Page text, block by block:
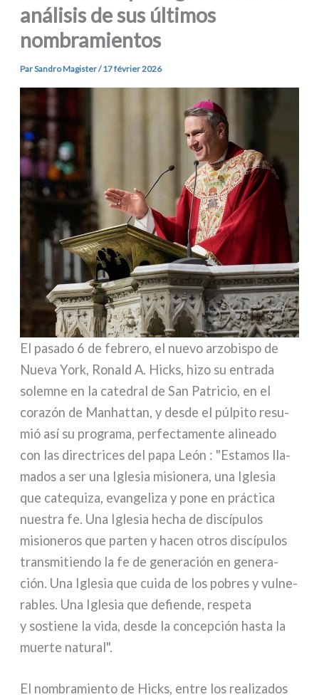
análisis de sus últimos
nombramientos
ParSandro Magister/17 février 2026
El pasa­do 6 de febre­ro, el nue­vo arzo­bi­spo de
Nueva York, Ronald A. Hicks, hizo su entra­da
solem­ne en la cate­dral de San Patricio, en el
cora­zón de Manhattan, y desde el púl­pi­to resu­
mió así su pro­gra­ma, per­fec­ta­men­te ali­nea­do
con las direc­tri­ces del papa León : "Estamos lla­
ma­dos a ser una Iglesia misio­ne­ra, una Iglesia
que cate­qui­za, evan­ge­li­za y pone en prác­ti­ca
nue­stra fe. Una Iglesia hecha de discí­pu­los
misio­ne­ros que par­ten y hacen otros discí­pu­los
tran­smi­tien­do la fe de gene­ra­ción en gene­ra­
ción. Una Iglesia que cui­da de los pobres y vul­ne­
ra­bles. Una Iglesia que defien­de, respe­ta
y sostie­ne la vida, desde la con­ce­p­ción hasta la
muer­te natu­ral".
El nom­bra­mien­to de Hicks, entre los rea­li­za­dos